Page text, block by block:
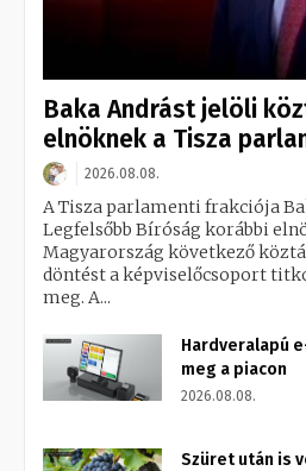
Baka Andrást jelöli
elnöknek a Tisza
2026.08.08.
A Tisza parlamenti frakciója
Legfelsőbb Bíróság korábbi
Magyarország következő
döntést a képviselőcsoport
meg. A...
Hardveralapú
meg a piacon
2026.08.08.
Szüret után is